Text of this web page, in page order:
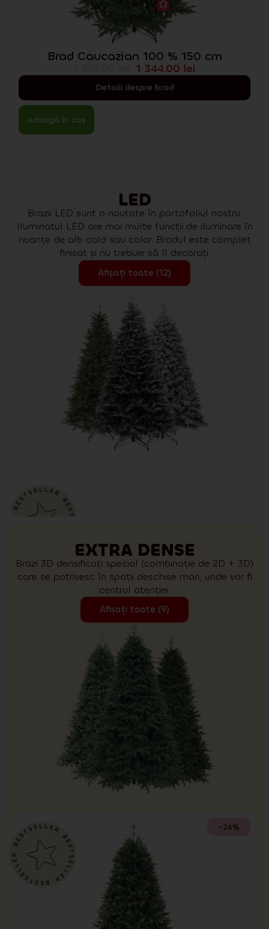
Brad Caucazian 100 % 150 cm
1 344.00 lei
Detalii despre brad
Adaugă în coș
LED
Brazii LED sunt o noutate în portofoliul nostru.
Iluminatul LED are mai multe funcții de iluminare în
nuanțe de alb cald sau color. Bradul este complet
finisat și nu trebuie să îl decorați.
Afișați toate (12)
EXTRA DENSE
Brazi 3D densificați special (combinație de 2D + 3D)
care se potrivesc în spații deschise mari, unde vor fi
centrul atenției.
Afișați toate (9)
-26%